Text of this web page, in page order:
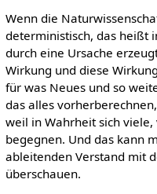
Wenn die
deterministisch, das heißt
durch eine Ursache
Wirkung und diese
für was Neues und so
das alles
weil in Wahrheit sich
begegnen. Und das kann
ableitenden Verstand mit
überschauen.